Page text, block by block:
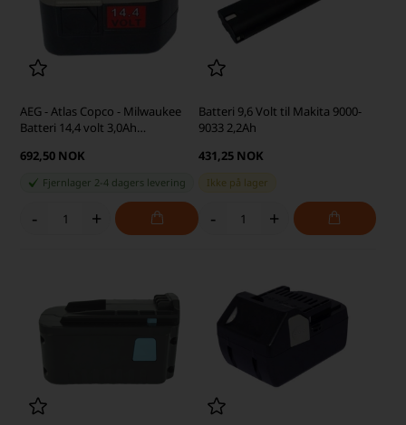
AEG - Atlas Copco - Milwaukee
Batteri 14,4 volt 3,0Ah
692,50 NOK
Fjernlager 2-4 dagers levering
- +
Batteri 9,6 Volt til Makita 9000-
9033 2,2Ah
431,25 NOK
Ikke på lager
- +